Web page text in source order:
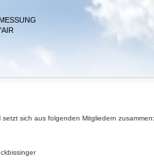
setzt sich aus folgenden Mitgliedern zusammen: